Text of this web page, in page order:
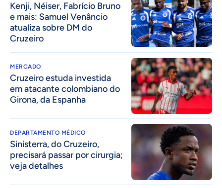
Kenji, Néiser, Fabrício Bruno
e mais: Samuel Venâncio
atualiza sobre DM do
Cruzeiro
MERCADO
Cruzeiro estuda investida
em atacante colombiano do
Girona, da Espanha
DEPARTAMENTO MÉDICO
Sinisterra, do Cruzeiro,
precisará passar por cirurgia;
veja detalhes